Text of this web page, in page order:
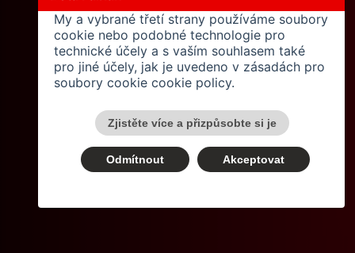
My a vybrané třetí strany používáme soubory
cookie nebo podobné technologie pro
technické účely a s vaším souhlasem také
pro jiné účely, jak je uvedeno v zásadách pro
soubory cookiecookie policy.
Zjistěte více a přizpůsobte si je
Odmítnout Akceptovat